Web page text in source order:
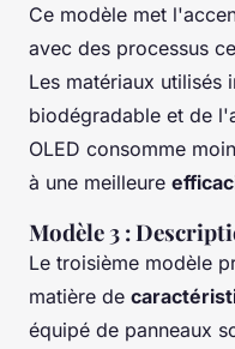
Ce modèle met
avec des processus
Les matériaux utilisés
biodégradable et de
OLED consomme
à une meilleure
Modèle 3 :
Le troisième modèle
matière de
équipé de panneaux